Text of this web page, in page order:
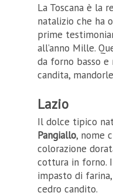
La Toscana è la
natalizio che ha
prime
all’anno Mille.
da forno basso
candita,
Lazio
Il dolce tipico
Pangiallo, nome
colorazione
cottura in forno.
impasto di
cedro candito.